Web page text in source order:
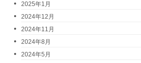
2025年1月
2024年12月
2024年11月
2024年8月
2024年5月